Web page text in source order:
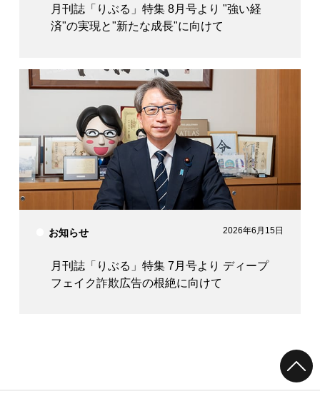
月刊誌「りぶる」特集 8月号より "強い経
済"の実現と"新たな成長"に向けて
お知らせ 2026年6月15日
月刊誌「りぶる」特集 7月号より ディープ
フェイク詐欺広告の根絶に向けて